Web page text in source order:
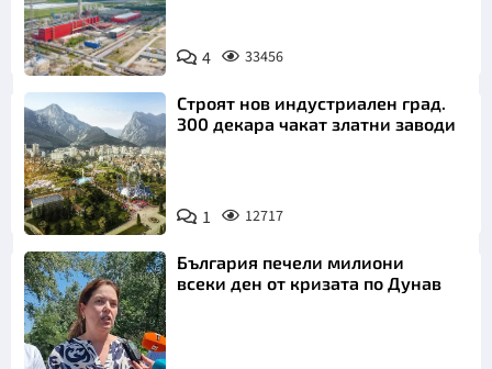
4 33456
Строят нов индустриален град.
300 декара чакат златни заводи
1 12717
България печели милиони
всеки ден от кризата по Дунав